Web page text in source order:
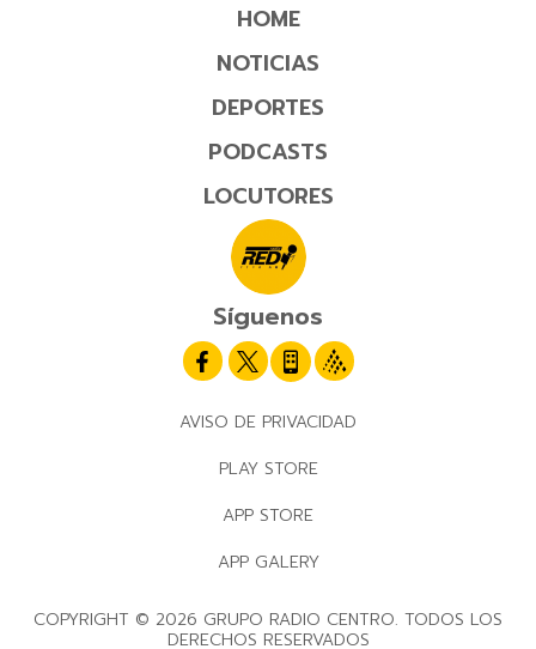
HOME
NOTICIAS
DEPORTES
PODCASTS
LOCUTORES
Síguenos
AVISO DE PRIVACIDAD
PLAY STORE
APP STORE
APP GALERY
COPYRIGHT © 2026 GRUPO RADIO CENTRO. TODOS LOS
DERECHOS RESERVADOS